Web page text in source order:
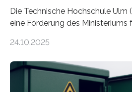
Die Technische Hochschule Ulm
eine Förderung des Ministeriums
Forschungsprojekt „LAGER –
Quartieren“ eingeworben. Ziel
Entwicklung, Erprobung und
24.10.2025